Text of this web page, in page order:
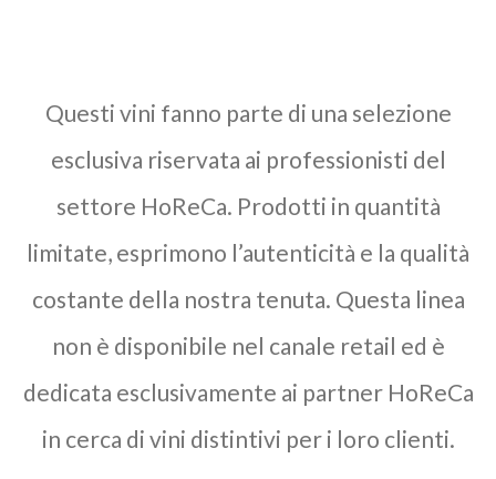
Questi vini fanno parte di una selezione
esclusiva riservata ai professionisti del
settore HoReCa. Prodotti in quantità
limitate, esprimono l’autenticità e la qualità
costante della nostra tenuta. Questa linea
non è disponibile nel canale retail ed è
dedicata esclusivamente ai partner HoReCa
in cerca di vini distintivi per i loro clienti.